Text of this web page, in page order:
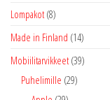
Lompakot (8)
Made in Finland (14)
Mobiilitarvikkeet (39)
Puhelimille (29)